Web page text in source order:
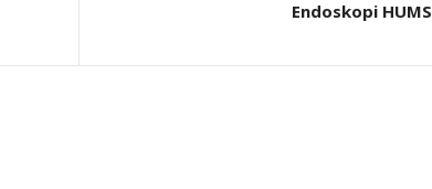
Endoskopi HUMS